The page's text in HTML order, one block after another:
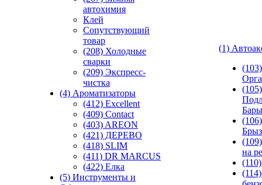
автохимия
Клей
Сопутствующий
товар
(208) Холодные
сварки
(209) Экспреcс-
чистка
(4) Ароматизаторы
(412) Excellent
(409) Contact
(403) AREON
(421) ДЕРЕВО
(418) SLIM
(411) DR MARCUS
(422) Елка
(5) Инструменты и
(1)
(105)
Бары
(106)
на